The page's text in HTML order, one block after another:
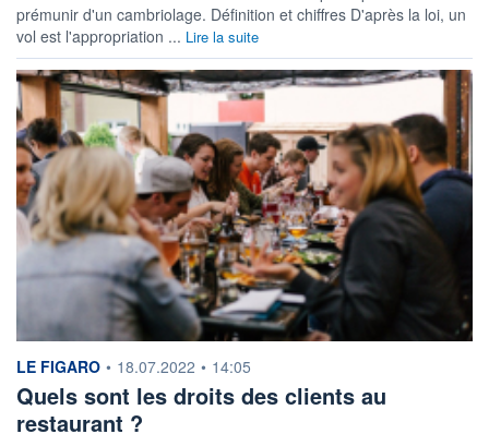
prémunir d'un cambriolage. Définition et chiffres D'après la loi, un
vol est l'appropriation ... Lire la suite
information fournie par
LE FIGARO • 18.07.2022 • 14:05
Quels sont les droits des clients au
restaurant ?